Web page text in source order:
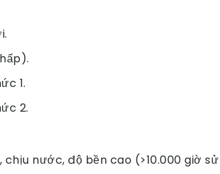
1.
2.
nước, độ bền cao (>10.000 giờ